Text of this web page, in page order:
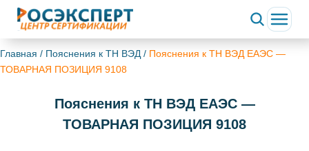
Главная / Пояснения к ТН ВЭД / Пояснения к ТН ВЭД ЕАЭС —
ТОВАРНАЯ ПОЗИЦИЯ 9108
Пояснения к ТН ВЭД ЕАЭС —
ТОВАРНАЯ ПОЗИЦИЯ 9108